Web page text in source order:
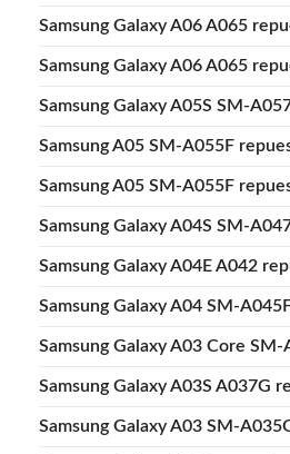
Samsung Galaxy A06 A065
Samsung Galaxy A06 A065
Samsung Galaxy A05S SM-
Samsung A05 SM-A055F
Samsung A05 SM-A055F
Samsung Galaxy A04S SM-
Samsung Galaxy A04E A042
Samsung Galaxy A04 SM-
Samsung Galaxy A03 Core
Samsung Galaxy A03S A037G
Samsung Galaxy A03 SM-